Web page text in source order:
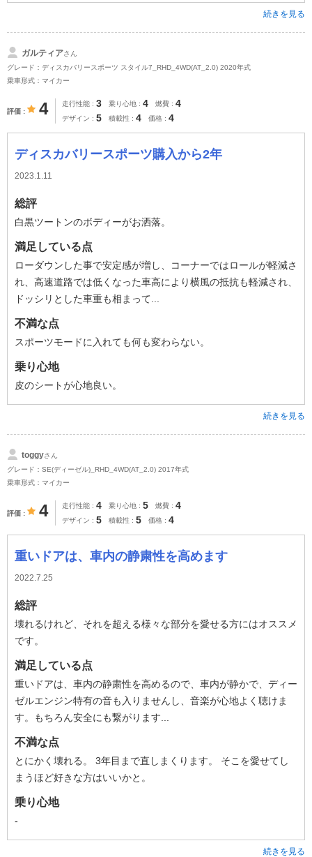
続きを見る
ガルティアさん
グレード：ディスカバリースポーツ スタイル7_RHD_4WD(AT_2.0) 2020年式
乗車形式：マイカー
評価 4 走行性能 3 乗り心地 4 燃費 4
デザイン 5 積載性 4 価格 4
ディスカバリースポーツ購入から2年
2023.1.11
総評
白黒ツートンのボディーがお洒落。
満足している点
ローダウンした事で安定感が増し、コーナーではロールが軽減さ
れ、高速道路では低くなった車高により横風の抵抗も軽減され、
ドッシリとした車重も相まって...
不満な点
スポーツモードに入れても何も変わらない。
乗り心地
皮のシートが心地良い。
続きを見る
toggyさん
グレード：SE(ディーゼル)_RHD_4WD(AT_2.0) 2017年式
乗車形式：マイカー
評価 4 走行性能 4 乗り心地 5 燃費 4
デザイン 5 積載性 5 価格 4
重いドアは、車内の静粛性を高めます
2022.7.25
総評
壊れるけれど、それを超える様々な部分を愛せる方にはオススメ
です。
満足している点
重いドアは、車内の静粛性を高めるので、車内が静かで、ディー
ゼルエンジン特有の音も入りませんし、音楽が心地よく聴けま
す。もちろん安全にも繋がります...
不満な点
とにかく壊れる。 3年目まで直しまくります。 そこを愛せてし
まうほど好きな方はいいかと。
乗り心地
-
続きを見る